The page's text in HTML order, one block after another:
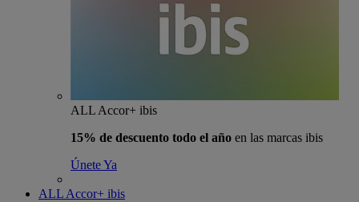
ALL Accor+ ibis
15% de descuento todo el año en las marcas ibis
Únete Ya
ALL Accor+ ibis